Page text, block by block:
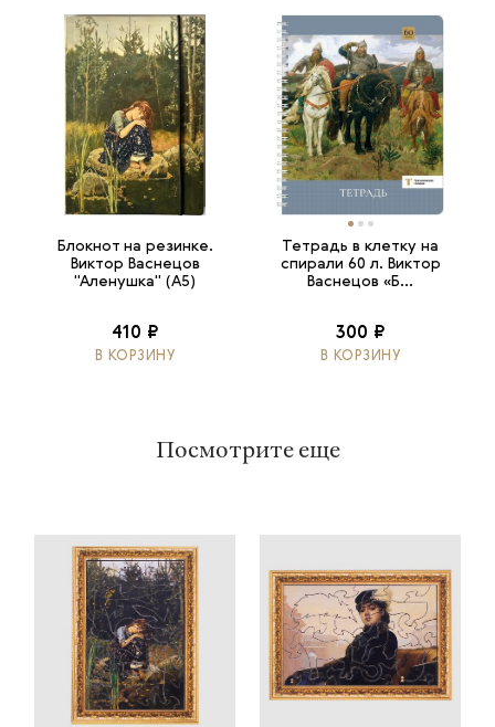
Блокнот на резинке.
Виктор Васнецов
"Аленушка" (А5)
410 ₽
В КОРЗИНУ
Тетрадь в клетку на
спирали 60 л. Виктор
Васнецов «Б...
300 ₽
В КОРЗИНУ
Посмотрите еще